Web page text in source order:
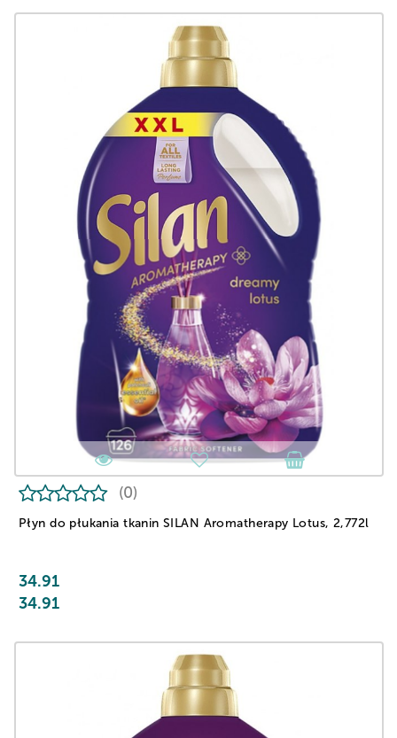
Płyn do płukania tkanin SILAN Aromatherapy Lotus, 2,772l
(0)
34.91
34.91